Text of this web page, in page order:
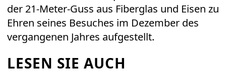
der 21-Meter-Guss aus Fiberglas und Eisen zu
Ehren seines Besuches im Dezember des
vergangenen Jahres aufgestellt.
LESEN SIE AUCH